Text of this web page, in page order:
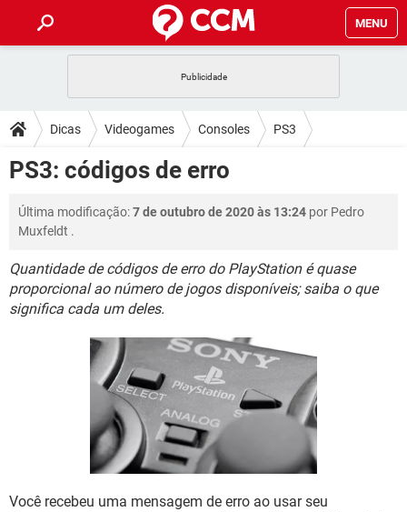
MENU
CELULAR FACEBOOK
OUTLOOK EXCEL
GUIA DE COMPRAS
DICAS
JOGOS WHATSAPP
CELULAR FACEBOOK
OUTLOOK EXCEL
GUIA DE COMPRAS
DOWNLOADS
CELULAR
INSTAGRAM GMAIL
GUIA DE COMPRAS
FÓRUM
CELULAR FACEBOOK
OUTLOOK
GMAIL
GUIA DE COMPRAS
JOGOS WHATSAPP
CELULAR
EXCEL
GMAIL
GUIA DE COMPRAS
Dicas Videogames Consoles PS3
PS3: códigos de erro
Última modificação:7 de outubro de 2020 às 13:24 por Pedro
Muxfeldt .
Quantidade de códigos de erro do PlayStation é quase
proporcional ao número de jogos disponíveis; saiba o que
significa cada um deles.
Você recebeu uma mensagem de erro ao usar seu